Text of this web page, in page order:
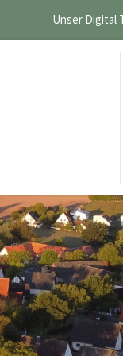
Unser Digital